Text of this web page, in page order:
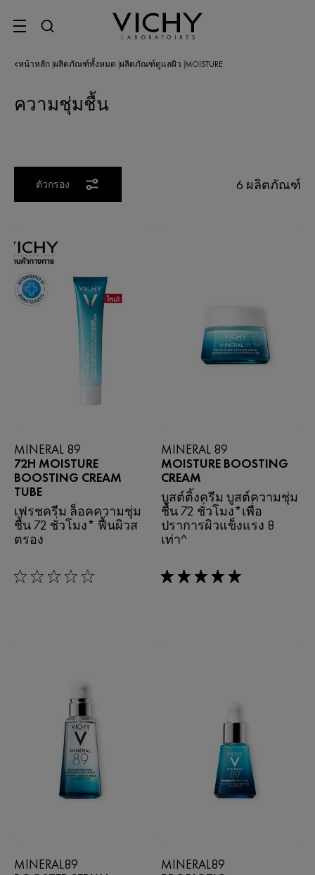
SITE MENU
หน้าหลัก ผลิตภัณฑ์ทั้งหมด ผลิตภัณฑ์ดูแลผิว MOISTURE
ความชุ่มชื้น
ตัวกรอง 6 ผลิตภัณฑ์
MINERAL 89
72H MOISTURE
BOOSTING CREAM
TUBE
เฟรชครีม ล็อคความชุ่ม
ชื้น 72 ชั่วโมง* ฟื้นผิวส
ตรอง
0/5
MINERAL 89
MOISTURE BOOSTING
CREAM
บูสต์ติ้งครีม บูสต์ความชุ่ม
ชื้น 72 ชั่วโมง*เพื่อ
ปราการผิวแข็งแรง 8
เท่า^
5/5
MINERAL89
MINERAL89